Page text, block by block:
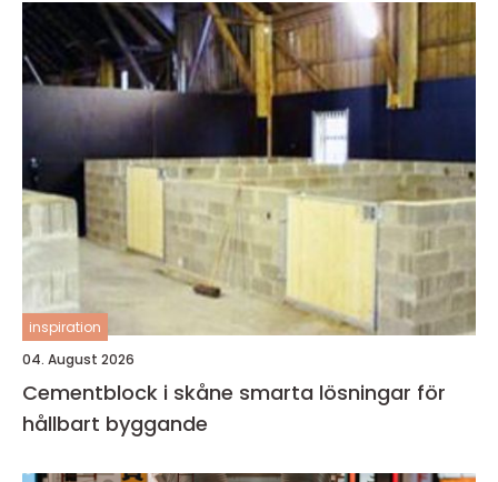
inspiration
04. August 2026
Cementblock i skåne smarta lösningar för
hållbart byggande